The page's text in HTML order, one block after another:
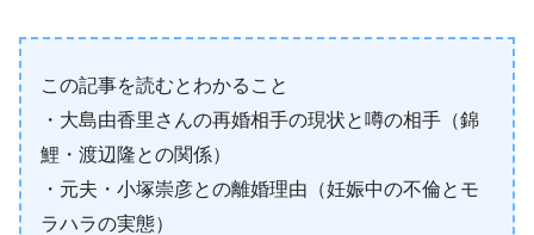
この記事を読むとわかること
・大島由香里さんの再婚相手の現状と噂の相手（錦
鯉・渡辺隆との関係）
・元夫・小塚崇彦との離婚理由（妊娠中の不倫とモ
ラハラの実態）